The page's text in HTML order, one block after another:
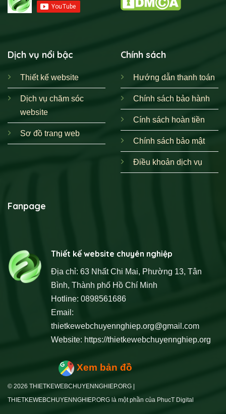
Dịch vụ nổi bậc
Thiết kế website
Dịch vụ chăm sóc
website
Sơ đồ trang web
Chính sách
Hướng dẫn thanh toán
Chính sách bảo hành
Cính sách hoàn tiền
Chính sách bảo mật
Điều khoản dịch vụ
Fanpage
Thiết kế website chuyên nghiệp
Địa chỉ: 63 Nhất Chi Mai, Phường 13, Tân
Bình, Thành phố Hồ Chí Minh
Hotline: 0898561686
Email:
thietkewebchuyennghiep.org@gmail.com
Website: https://thietkewebchuyennghiep.org
Xem bản đồ
© 2026 THIETKEWEBCHUYENNGHIEP.ORG |
THIETKEWEBCHUYENNGHIEP.ORG là một phần của PhucT Digital